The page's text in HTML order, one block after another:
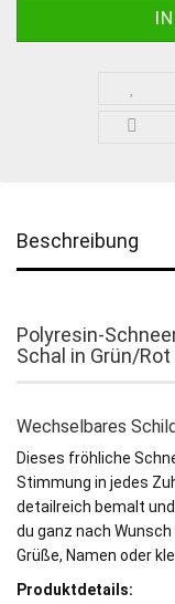
Beschreibung
Polyresin-
Schal in Grün/Rot
Wechselbares
Dieses fröhliche
Stimmung in jedes
detailreich bemalt
du ganz nach
Grüße, Namen oder
Produktdetails: